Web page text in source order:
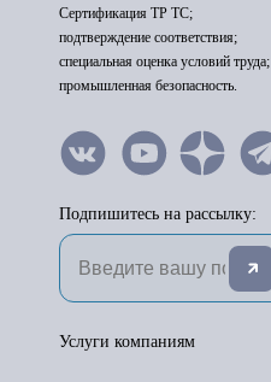
Сертификация ТР ТС;
подтверждение соответствия;
специальная оценка условий труда;
промышленная безопасность.
Подпишитесь на рассылку:
Услуги компаниям